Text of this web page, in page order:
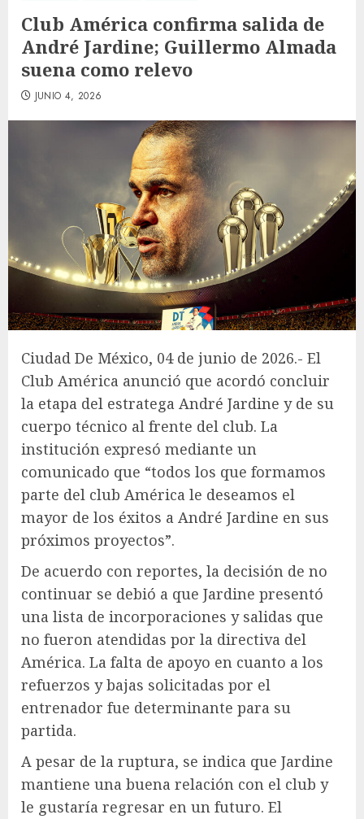
Club América confirma salida de
André Jardine; Guillermo Almada
suena como relevo
JUNIO 4, 2026
Ciudad De México, 04 de junio de 2026.- El
Club América anunció que acordó concluir
la etapa del estratega André Jardine y de su
cuerpo técnico al frente del club. La
institución expresó mediante un
comunicado que “todos los que formamos
parte del club América le deseamos el
mayor de los éxitos a André Jardine en sus
próximos proyectos”.
De acuerdo con reportes, la decisión de no
continuar se debió a que Jardine presentó
una lista de incorporaciones y salidas que
no fueron atendidas por la directiva del
América. La falta de apoyo en cuanto a los
refuerzos y bajas solicitadas por el
entrenador fue determinante para su
partida.
A pesar de la ruptura, se indica que Jardine
mantiene una buena relación con el club y
le gustaría regresar en un futuro. El